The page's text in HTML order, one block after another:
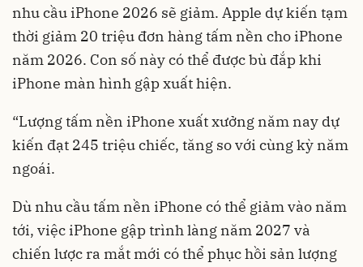
nhu cầu iPhone 2026 sẽ giảm. Apple dự kiến tạm
thời giảm 20 triệu đơn hàng tấm nền cho iPhone
năm 2026. Con số này có thể được bù đắp khi
iPhone màn hình gập xuất hiện.
“Lượng tấm nền iPhone xuất xưởng năm nay dự
kiến đạt 245 triệu chiếc, tăng so với cùng kỳ năm
ngoái.
Dù nhu cầu tấm nền iPhone có thể giảm vào năm
tới, việc iPhone gập trình làng năm 2027 và
chiến lược ra mắt mới có thể phục hồi sản lượng